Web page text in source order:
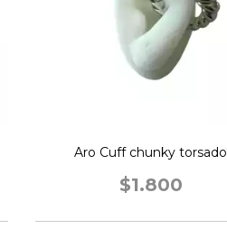
Aro Cuff chunky torsado
$1.800